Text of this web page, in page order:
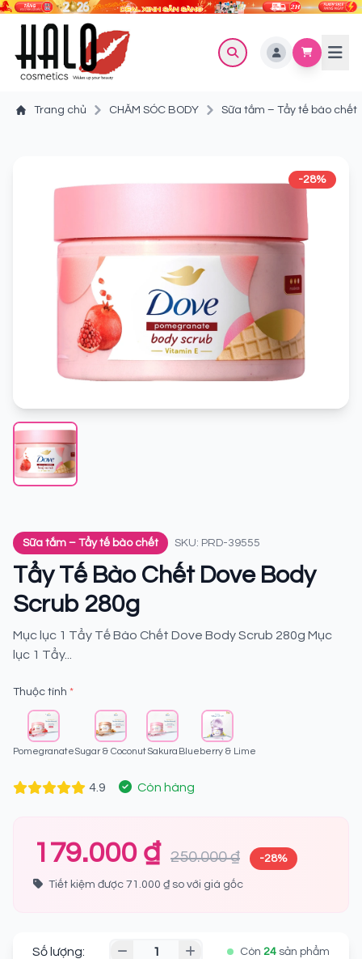
Trang chủ CHĂM SÓC BODY Sữa tắm – Tẩy tế bào chết
-28%
Sữa tắm – Tẩy tế bào chết SKU: PRD-39555
Tẩy Tế Bào Chết Dove Body
Scrub 280g
Mục lục 1 Tẩy Tế Bào Chết Dove Body Scrub 280g Mục
lục 1 Tẩy...
Thuộc tính *
PomegranateSugar & CoconutSakura Blueberry & Lime
4.9 Còn hàng
179.000 ₫ 250.000 ₫ -28%
Tiết kiệm được 71.000 ₫ so với giá gốc
Số lượng: Còn 24 sản phẩm